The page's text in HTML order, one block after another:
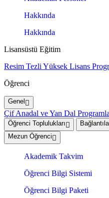
Hakkında
Hakkında
Lisansüstü Eğitim
Resim Tezli Yüksek Lisans
Öğrenci
Genel
Çif Anadal ve Yan Dal
Öğrenci Toplulukları
Mezun Öğrenci
Akademik Takvim
Öğrenci Bilgi Sistemi
Öğrenci Bilgi Paketi